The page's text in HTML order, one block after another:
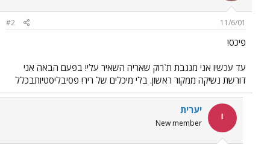
11/6/01
#2
פיכס!
עד עכשיו אני מנגבת ת`רוק שאריה השאיר עלי! בפעם הבאה אני
דורשת נשיקה ממקור ראשון. בלי מיכלים של ריר! פסיבליסטיותבכלל
י יערית
New member